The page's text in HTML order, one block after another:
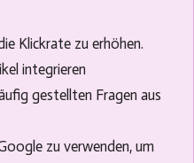
Klickrate zu erhöhen.
integrieren
gestellten Fragen aus
zu verwenden, um